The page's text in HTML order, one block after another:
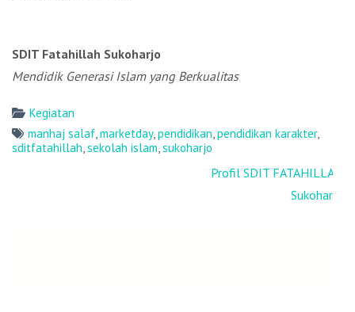
SDIT Fatahillah Sukoharjo
Mendidik Generasi Islam yang Berkualitas
Kegiatan
manhaj salaf,marketday,pendidikan,pendidikan karakter,
sditfatahillah,sekolah islam,sukoharjo
Profil SDIT FATAHILLAH
Sukoharjo